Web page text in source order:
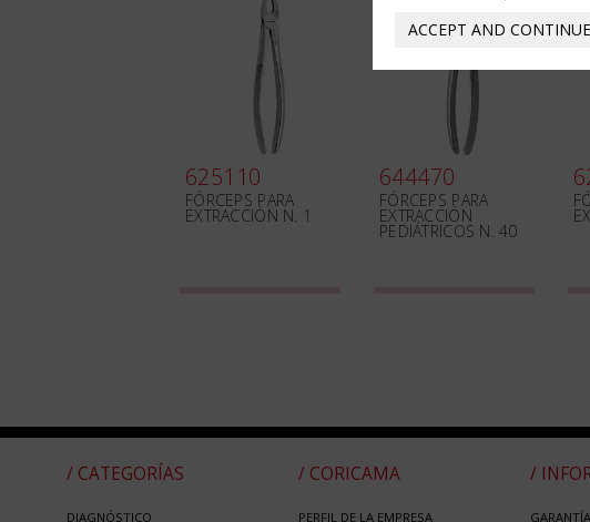
625110
FÓRCEPS PARA
EXTRACCIÓN N. 1
644470
FÓRCEPS PARA
EXTRACCIÓN
PEDIÁTRICOS N. 40
/ CATEGORÍAS
DIAGNÓSTICO
/ CORICAMA
PERFIL DE LA EMPRESA
/
GARANTÍA
ACCEPT AND CONTINUE